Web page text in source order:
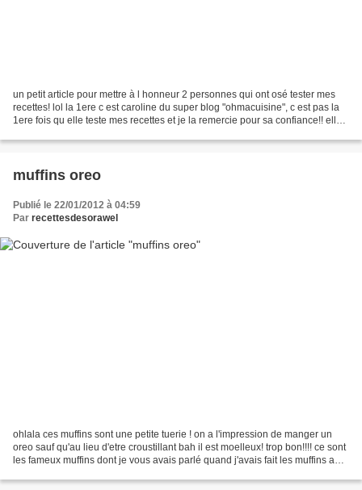
un petit article pour mettre à l honneur 2 personnes qui ont osé tester mes
recettes! lol la 1ere c est caroline du super blog "ohmacuisine", c est pas la
1ere fois qu elle teste mes recettes et je la remercie pour sa confiance!! elle
muffins oreo
Publié le 22/01/2012 à 04:59
Par recettesdesorawel
ohlala ces muffins sont une petite tuerie ! on a l'impression de manger un
oreo sauf qu'au lieu d'etre croustillant bah il est moelleux! trop bon!!!! ce sont
les fameux muffins dont je vous avais parlé quand j'avais fait les muffins aux